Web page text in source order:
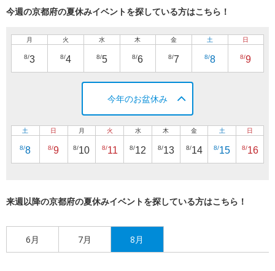
今週の京都府の夏休みイベントを探している方はこちら！
月
8/3
火
8/4
水
8/5
木
8/6
金
8/7
土
8/8
日
8/9
今年のお盆休み
土
8/8
日
8/9
月
8/10
火
8/11
水
8/12
木
8/13
金
8/14
土
8/15
日
8/16
来週以降の京都府の夏休みイベントを探している方はこちら！
6月 7月 8月